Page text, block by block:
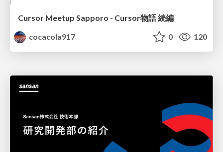
Cursor Meetup Sapporo - Cursor物語 続編
cocacola917
0 120